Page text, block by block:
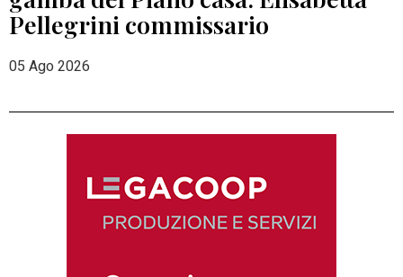
Pellegrini commissario
05 Ago 2026